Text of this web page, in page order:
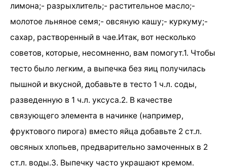
лимона;- разрыхлитель;- растительное масло;-
молотое льняное семя;- овсяную кашу;- куркуму;-
сахар, растворенный в чае.Итак, вот несколько
советов, которые, несомненно, вам помогут.1. Чтобы
тесто было легким, а выпечка без яиц получилась
пышной и вкусной, добавьте в тесто 1 ч.л. соды,
разведенную в 1 ч.л. уксуса.2. В качестве
связующего элемента в начинке (например,
фруктового пирога) вместо яйца добавьте 2 ст.л.
овсяных хлопьев, предварительно замоченных в 2
ст.л. воды.3. Выпечку часто украшают кремом.